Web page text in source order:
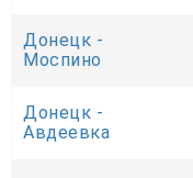
Донецк -
Моспино
Донецк -
Авдеевка